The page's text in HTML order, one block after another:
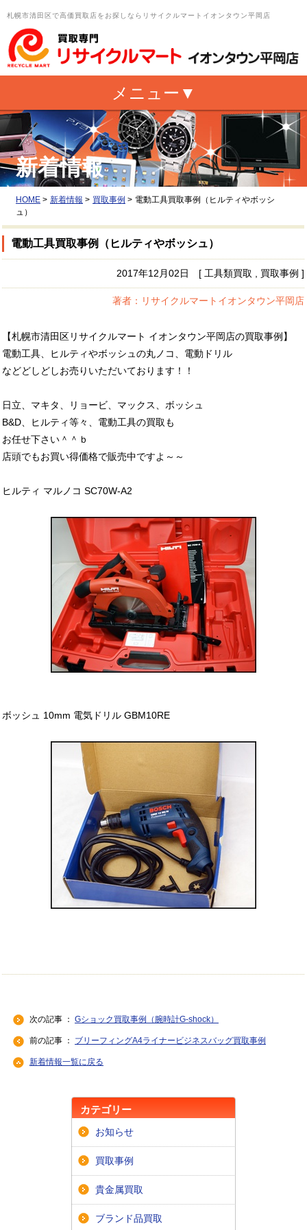
札幌市清田区で高価買取店をお探しならリサイクルマートイオンタウン平岡店
新着情報
HOME > 新着情報 > 買取事例 > 電動工具買取事例（ヒルティやボッシ
ュ）
電動工具買取事例（ヒルティやボッシュ）
2017年12月02日 [ 工具類買取 , 買取事例 ]
著者：リサイクルマートイオンタウン平岡店
【札幌市清田区リサイクルマート イオンタウン平岡店の買取事例】
電動工具、ヒルティやボッシュの丸ノコ、電動ドリル
などどしどしお売りいただいております！！
日立、マキタ、リョービ、マックス、ボッシュ
B&D、ヒルティ等々、電動工具の買取も
お任せ下さい＾＾ｂ
店頭でもお買い得価格で販売中ですよ～～
ヒルティ マルノコ SC70W-A2
ボッシュ 10mm 電気ドリル GBM10RE
次の記事 ： Gショック買取事例（腕時計G-shock）
前の記事 ： ブリーフィングA4ライナービジネスバッグ買取事例
新着情報一覧に戻る
カテゴリー
お知らせ
買取事例
貴金属買取
ブランド品買取